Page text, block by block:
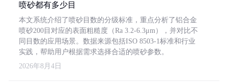
喷砂都有多少目
本文系统介绍了喷砂目数的分级标准，重点分析了铝合金
喷砂200目对应的表面粗糙度（Ra 3.2-6.3μm），并对比不
同目数的应用场景。数据来源包括ISO 8503-1标准和行业
实践，帮助用户根据需求选择合适的喷砂参数。
2026年8月4日